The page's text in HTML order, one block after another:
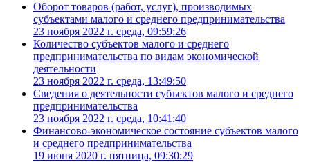
Оборот товаров (работ, услуг), производимых
субъектами малого и среднего предпринимательства
23 ноября 2022 г. среда, 09:59:26
Количество субъектов малого и среднего
предпринимательства по видам экономической
деятельности
23 ноября 2022 г. среда, 13:49:50
Сведения о деятельности субъектов малого и среднего
предпринимательства
23 ноября 2022 г. среда, 10:41:40
Финансово-экономическое состояние субъектов малого
и среднего предпринимательства
19 июня 2020 г. пятница, 09:30:29